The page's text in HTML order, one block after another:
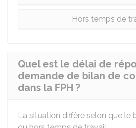
Hors temps de
Quel est le délai de
demande de bilan de
dans la FPH ?
La situation diffère selon que le